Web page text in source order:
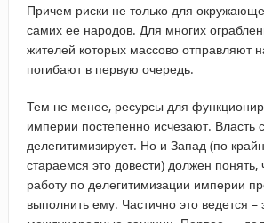
Причем риски не только для
самих ее народов. Для многих
жителей которых массово отправляют
погибают в первую очередь.
Тем не менее, ресурсы для
империи постепенно исчезают. Власть
делегитимизирует. Но и Запад (по
стараемся это довести) должен
работу по делегитимизации империи
выполнить ему. Частично это ведется –